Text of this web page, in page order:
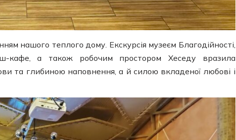
нашого теплого дому. Екскурсія музеєм Благодійності,
кафе, а також робочим простором Хеседу вразила
та глибиною наповнення, а й силою вкладеної любові і